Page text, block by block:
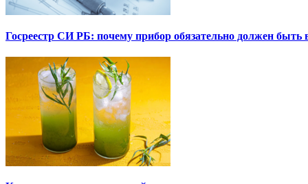
Госреестр СИ РБ: почему прибор обязательно должен быть